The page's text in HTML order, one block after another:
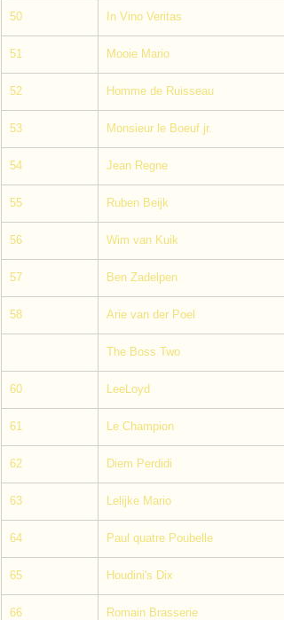
50 In Vino Veritas
51 Mooie Mario
52 Homme de Ruisseau
53 Monsieur le Boeuf jr.
54 Jean Regne
55 Ruben Beijk
56 Wim van Kuik
57 Ben Zadelpen
58 Arie van der Poel
The Boss Two
60 LeeLoyd
61 Le Champion
62 Diem Perdidi
63 Lelijke Mario
64 Paul quatre Poubelle
65 Houdini's Dix
66 Romain Brasserie